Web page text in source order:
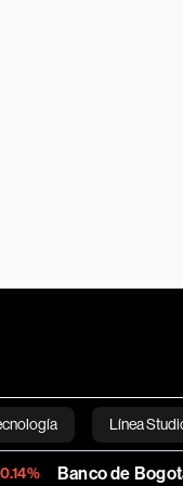
Línea
English
de Bogota 38,900.00